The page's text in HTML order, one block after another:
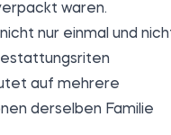
waren.
nur einmal und
auf mehrere
derselben Familie